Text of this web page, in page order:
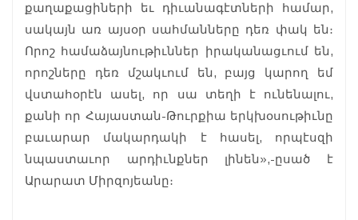
քաղաքացիների եւ դիւանագէտների համար,
սակայն առ այսօր սահմանները դեռ փակ են։
Որոշ համաձայնութիւններ իրականացւում են,
որոշները դեռ մշակւում են, բայց կարող եմ
վստահօրէն ասել, որ սա տեղի է ունենալու,
քանի որ Հայաստան-Թուրքիա երկխօսութիւնը
բաւարար մակարդակի է հասել, որպէսզի
նպաստաւոր արդիւնքներ լինեն»,-ըսած է
Արարատ Միրզոյեանը։